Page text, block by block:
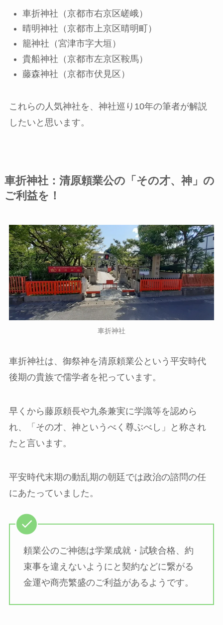
車折神社（京都市右京区嵯峨）
晴明神社（京都市上京区晴明町）
籠神社（宮津市字大垣）
貴船神社（京都市左京区鞍馬）
藤森神社（京都市伏見区）
これらの人気神社を、神社巡り10年の筆者が解説
したいと思います。
車折神社：清原頼業公の「その才、神」の
ご利益を！
車折神社
車折神社は、御祭神を清原頼業公という平安時代
後期の貴族で儒学者を祀っています。
早くから藤原頼長や九条兼実に学識等を認めら
れ、「その才、神というべく尊ぶべし」と称され
たと言います。
平安時代末期の動乱期の朝廷では政治の諮問の任
にあたっていました。
頼業公のご神徳は学業成就・試験合格、約
束事を違えないようにと契約などに繋がる
金運や商売繁盛のご利益があるようです。